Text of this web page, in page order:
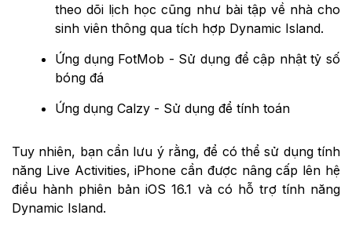
theo dõi lịch học cũng như bài tập về nhà cho
sinh viên thông qua tích hợp ‌Dynamic Island‌.
Ứng dụng FotMob - Sử dụng để cập nhật tỷ số
bóng đá
Ứng dụng Calzy - Sử dụng để tính toán
Tuy nhiên, bạn cần lưu ý rằng, để có thể sử dụng tính
năng Live Activities, iPhone cần được nâng cấp lên hệ
điều hành phiên bản iOS 16.1 và có hỗ trợ tính năng
Dynamic Island.